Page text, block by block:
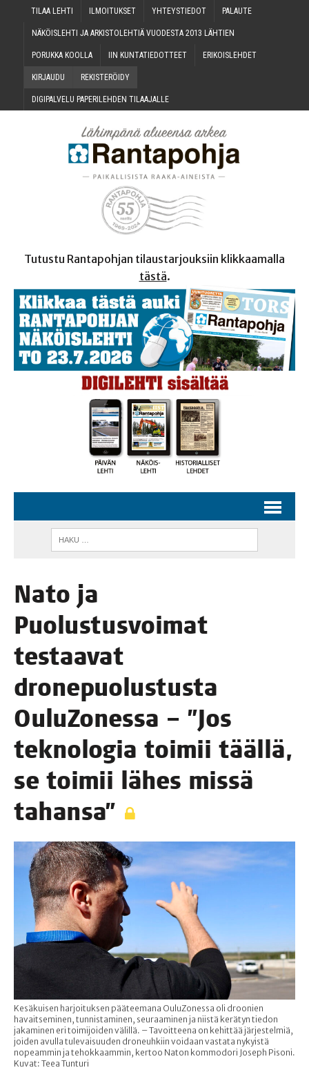
TILAA LEH­TI ILMOI­TUK­SET YHTEYS­TIE­DOT PALAU­TE
NÄKÖIS­LEH­TI JA ARKIS­TO­LEH­TIÄ VUO­DES­TA 2013 LÄHTIEN
PORUK­KA KOOLLA IIN KUN­TA­TIE­DOT­TEET ERI­KOIS­LEH­DET
KIR­JAU­DU REKIS­TE­RÖI­DY
DIGI­PAL­VE­LU PAPE­RI­LEH­DEN TILAAJALLE
Tutustu Rantapohjan tilaustarjouksiin klikkaamalla
tästä.
Nato ja
Puo­lus­tus­voi­mat
tes­taa­vat
dro­ne­puo­lus­tus­ta
OuluZo­nes­sa – ”Jos
tek­no­lo­gia toi­mii tääl­lä,
se toi­mii lähes mis­sä
tahansa”
Kesäkuisen harjoituksen pääteemana OuluZonessa oli droonien
havaitseminen, tunnistaminen, seuraaminen ja niistä kerätyn tiedon
jakaminen eri toimijoiden välillä. – Tavoitteena on kehittää järjestelmiä,
joiden avulla tulevaisuuden droneuhkiin voidaan vastata nykyistä
nopeammin ja tehokkaammin, kertoo Naton kommodori Joseph Pisoni.
Kuvat: Teea Tunturi